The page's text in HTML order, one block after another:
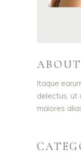
Itaque
delectus, ut
maiores